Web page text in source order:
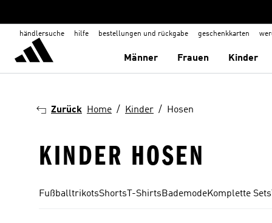
händlersuche hilfe bestellungen und rückgabe geschenkkarten
Männer Frauen Kinder
Zurück Home Kinder Hosen
KINDER HOSEN
FußballtrikotsShorts T-ShirtsBademodeKomplette Sets